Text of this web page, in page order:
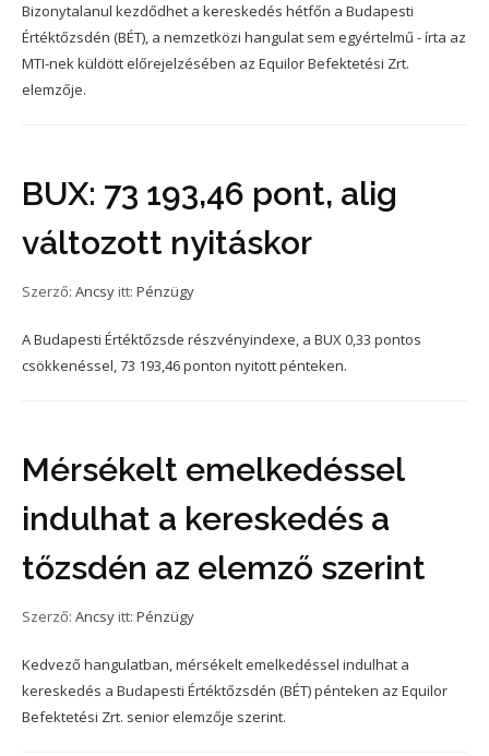
Bizonytalanul kezdődhet a kereskedés hétfőn a Budapesti
Értéktőzsdén (BÉT), a nemzetközi hangulat sem egyértelmű - írta az
MTI-nek küldött előrejelzésében az Equilor Befektetési Zrt.
elemzője.
BUX: 73 193,46 pont, alig
változott nyitáskor
Szerző: Ancsy itt: Pénzügy
A Budapesti Értéktőzsde részvényindexe, a BUX 0,33 pontos
csökkenéssel, 73 193,46 ponton nyitott pénteken.
Mérsékelt emelkedéssel
indulhat a kereskedés a
tőzsdén az elemző szerint
Szerző: Ancsy itt: Pénzügy
Kedvező hangulatban, mérsékelt emelkedéssel indulhat a
kereskedés a Budapesti Értéktőzsdén (BÉT) pénteken az Equilor
Befektetési Zrt. senior elemzője szerint.